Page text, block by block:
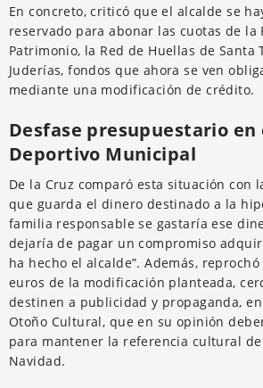
En concreto, criticó que el alcalde se
reservado para abonar las cuotas de la
Patrimonio, la Red de Huellas de Santa
Juderías, fondos que ahora se ven
mediante una modificación de crédito.
Desfase presupuestario
Deportivo Municipal
De la Cruz comparó esta situación con
que guarda el dinero destinado a la
familia responsable se gastaría ese
dejaría de pagar un compromiso
ha hecho el alcalde”. Además,
euros de la modificación planteada,
destinen a publicidad y propaganda,
Otoño Cultural, que en su opinión
para mantener la referencia cultural
Navidad.